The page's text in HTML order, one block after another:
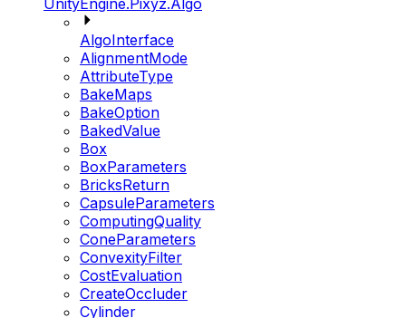
UnityEngine.Pixyz.Algo
AlgoInterface
AlignmentMode
AttributeType
BakeMaps
BakeOption
BakedValue
Box
BoxParameters
BricksReturn
CapsuleParameters
ComputingQuality
ConeParameters
ConvexityFilter
CostEvaluation
CreateOccluder
Cylinder